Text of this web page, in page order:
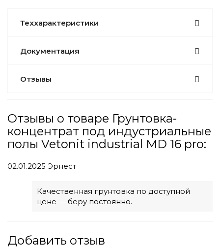
Теххарактеристики
Документация
Отзывы
Отзывы о товаре Грунтовка-
концентрат под индустриальные
полы Vetonit industrial MD 16 pro:
02.01.2025 Эрнест
Качественная грунтовка по доступной
цене — беру постоянно.
Добавить отзыв